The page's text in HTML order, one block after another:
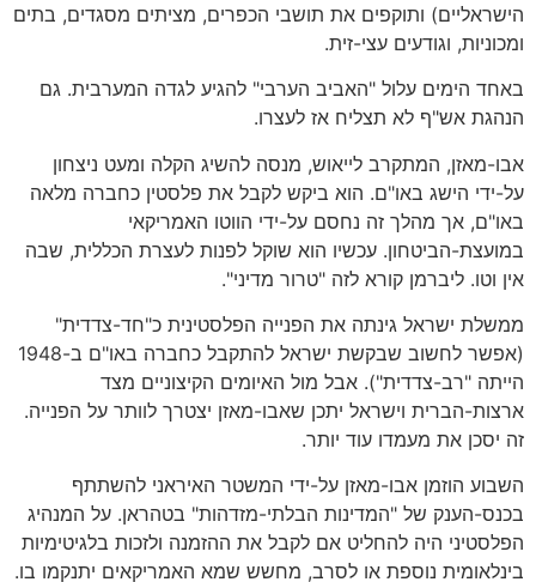
הישראליים) ותוקפים את תושבי הכפרים, מציתים מסגדים, בתים
ומכוניות, וגודעים עצי-זית.
באחד הימים עלול "האביב הערבי" להגיע לגדה המערבית. גם
הנהגת אש"ף לא תצליח אז לעצרו.
אבו-מאזן, המתקרב לייאוש, מנסה להשיג הקלה ומעט ניצחון
על-ידי הישג באו"ם. הוא ביקש לקבל את פלסטין כחברה מלאה
באו"ם, אך מהלך זה נחסם על-ידי הווטו האמריקאי
במועצת-הביטחון. עכשיו הוא שוקל לפנות לעצרת הכללית, שבה
אין וטו. ליברמן קורא לזה "טרור מדיני".
ממשלת ישראל גינתה את הפנייה הפלסטינית כ"חד-צדדית"
(אפשר לחשוב שבקשת ישראל להתקבל כחברה באו"ם ב-1948
הייתה "רב-צדדית"). אבל מול האיומים הקיצוניים מצד
ארצות-הברית וישראל יתכן שאבו-מאזן יצטרך לוותר על הפנייה.
זה יסכן את מעמדו עוד יותר.
השבוע הוזמן אבו-מאזן על-ידי המשטר האיראני להשתתף
בכנס-הענק של "המדינות הבלתי-מזדהות" בטהראן. על המנהיג
הפלסטיני היה להחליט אם לקבל את ההזמנה ולזכות בלגיטימיות
בינלאומית נוספת או לסרב, מחשש שמא האמריקאים יתנקמו בו.